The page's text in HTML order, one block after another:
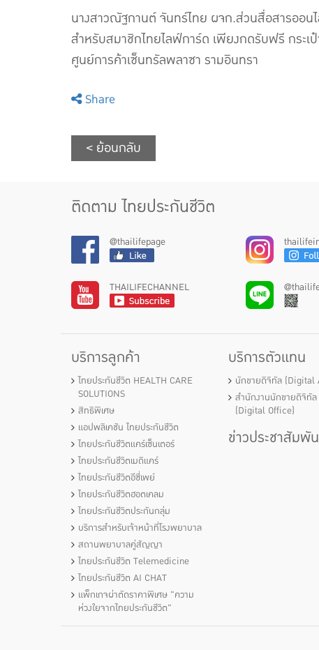
นางสาวณัฐกานต์ จันทร์ไทย ผจก.ส่วนสื่อสารออ
สำหรับสมาชิกไทยไลฟ์การ์ด เพียงกดรับฟรี กระ
ศูนย์การค้าเซ็นทรัลพลาซา รามอินทรา
Share
< ย้อนกลับ
ติดตาม ไทยประกันชีวิต
@thailifepage
THAILIFECHANNEL
บริการลูกค้า
ไทยประกันชีวิต HEALTH CARE
SOLUTIONS
สิทธิพิเศษ
แอปพลิเคชัน ไทยประกันชีวิต
ไทยประกันชีวิตแคร์เซ็นเตอร์
ไทยประกันชีวิตเมดิแคร์
ไทยประกันชีวิตอีซี่เพย์
ไทยประกันชีวิตฮอตเคลม
ไทยประกันชีวิตประกันกลุ่ม
บริการสำหรับเจ้าหน้าที่โรงพยาบาล
สถานพยาบาลคู่สัญญา
ไทยประกันชีวิต Telemedicine
ไทยประกันชีวิต AI CHAT
แพ็กเกจผ่าตัดราคาพิเศษ "ความ
ห่วงใยจากไทยประกันชีวิต"
บริการตัวแทน
นักขายดิจิทัล (Digital
สำนักงานนักขายดิจิทัล
(Digital Office)
ข่าวประชาสัมพั